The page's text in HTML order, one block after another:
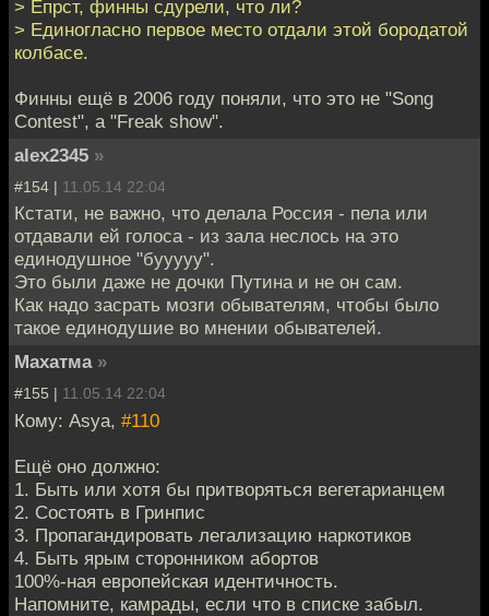
> Ёпрст, финны сдурели, что ли?
> Единогласно первое место отдали этой бородатой
колбасе.
Финны ещё в 2006 году поняли, что это не "Song
Contest", а "Freak show".
alex2345 »
#154 | 11.05.14 22:04
Кстати, не важно, что делала Россия - пела или
отдавали ей голоса - из зала неслось на это
единодушное "бууууу".
Это были даже не дочки Путина и не он сам.
Как надо засрать мозги обывателям, чтобы было
такое единодушие во мнении обывателей.
Махатма »
#155 | 11.05.14 22:04
Кому: Asya, #110
Ещё оно должно:
1. Быть или хотя бы притворяться вегетарианцем
2. Состоять в Гринпис
3. Пропагандировать легализацию наркотиков
4. Быть ярым сторонником абортов
100%-ная европейская идентичность.
Напомните, камрады, если что в списке забыл.